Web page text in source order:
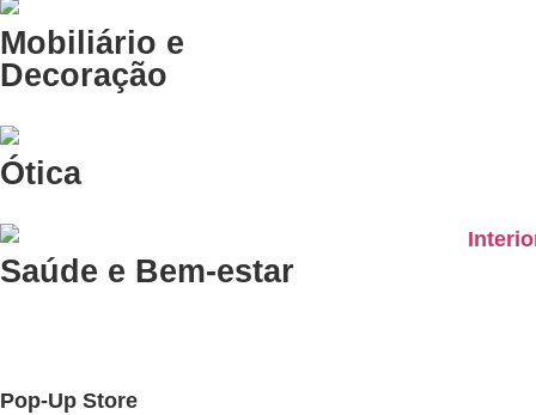
Mobiliário e
Decoração
Ótica
Saúde e Bem-estar
Pop-Up Store